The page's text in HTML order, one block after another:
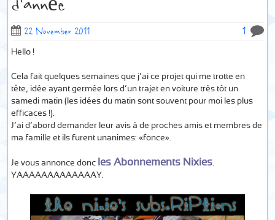
22 November 2011 1
Hello !
Cela fait quelques semaines que j’ai ce projet qui me trotte en
tête, idée ayant germée lors d’un trajet en voiture très tôt un
samedi matin (les idées du matin sont souvent pour moi les plus
efficaces !).
J’ai d’abord demander leur avis à de proches amis et membres de
ma famille et ils furent unanimes: «fonce».
Je vous annonce donc les Abonnements Nixies.
YAAAAAAAAAAAAAY.